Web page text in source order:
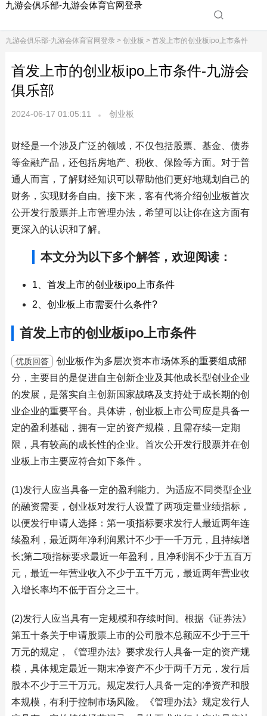
九游会俱乐部-九游会体育官网登录
九游会俱乐部-九游会体育官网登录> 创业板 > 首发上市的创业板ipo上市条件
首发上市的创业板ipo上市条件-九游会
俱乐部
2024-06-17 01:05:11 创业板
财经是一个涉及广泛的领域，不仅包括股票、基金、债券
等金融产品，还包括房地产、税收、保险等方面。对于普
通人而言，了解财经知识可以帮助他们更好地规划自己的
财务，实现财务自由。接下来，客有代将介绍创业板首次
公开发行股票并上市管理办法，希望可以让你在这方面有
更深入的认识和了解。
本文分为以下多个解答，欢迎阅读：
1、首发上市的创业板ipo上市条件
2、创业板上市需要什么条件?
首发上市的创业板ipo上市条件
优质回答
创业板作为多层次资本市场体系的重要组成部
分，主要目的是促进自主创新企业及其他成长型创业企业
的发展，是落实自主创新国家战略及支持处于成长期的创
业企业的重要平台。具体讲，创业板上市公司应是具备一
定的盈利基础，拥有一定的资产规模，且需存续一定期
限，具有较高的成长性的企业。首次公开发行股票并在创
业板上市主要应符合如下条件 。
(1)发行人应当具备一定的盈利能力。为适应不同类型企业
的融资需要，创业板对发行人设置了两项定量业绩指标，
以便发行申请人选择：第一项指标要求发行人最近两年连
续盈利，最近两年净利润累计不少于一千万元，且持续增
长;第二项指标要求最近一年盈利，且净利润不少于五百万
元，最近一年营业收入不少于五千万元，最近两年营业收
入增长率均不低于百分之三十。
(2)发行人应当具有一定规模和存续时间。根据《证券法》
第五十条关于申请股票上市的公司股本总额应不少于三千
万元的规定，《管理办法》要求发行人具备一定的资产规
模，具体规定最近一期末净资产不少于两千万元，发行后
股本不少于三千万元。规定发行人具备一定的净资产和股
本规模，有利于控制市场风险。《管理办法》规定发行人